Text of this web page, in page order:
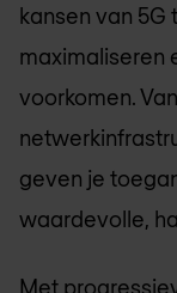
kansen van
maximaliseren
voorkomen.
geven je
waardevolle,
Met